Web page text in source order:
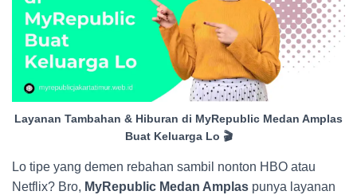
Layanan Tambahan & Hiburan di MyRepublic Medan Amplas
Buat Keluarga Lo 🎬
Lo tipe yang demen rebahan sambil nonton HBO atau
Netflix? Bro, MyRepublic Medan Amplas punya layanan